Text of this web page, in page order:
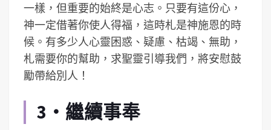
一樣，但重要的始終是心志。只要有這份心，
神一定借著你使人得福，這時札是神施恩的時
候。有多少人心靈困惑、疑慮、枯竭、無助，
札需要你的幫助，求聖靈引導我們，將安慰鼓
勵帶給別人！
3‧繼續事奉